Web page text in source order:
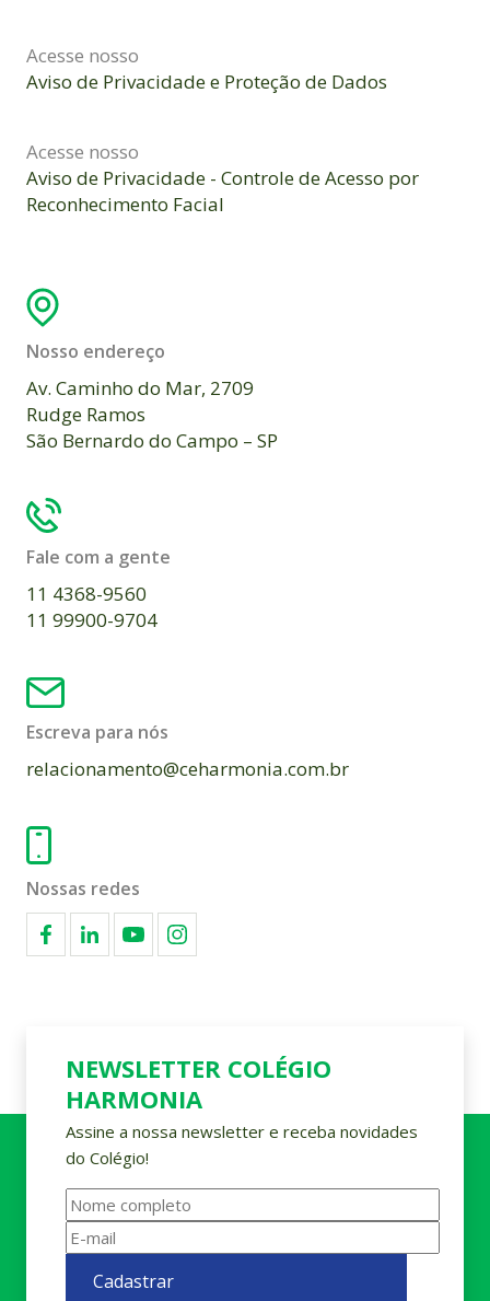
Acesse nosso
Aviso de Privacidade e Proteção de Dados
Acesse nosso
Aviso de Privacidade - Controle de Acesso por
Reconhecimento Facial
Nosso endereço
Av. Caminho do Mar, 2709
Rudge Ramos
São Bernardo do Campo – SP
Fale com a gente
11 4368-9560
11 99900-9704
Escreva para nós
relacionamento@ceharmonia.com.br
Nossas redes
NEWSLETTER COLÉGIO
HARMONIA
Assine a nossa newsletter e receba novidades
do Colégio!